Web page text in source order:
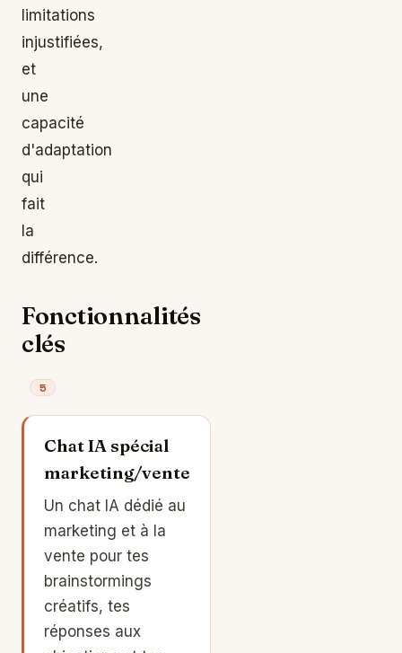
limitations
injustifiées,
et
une
capacité
d'adaptation
qui
fait
la
différence.
Fonctionnalités
clés
5
Chat IA spécial
marketing/vente
Un chat IA dédié au
marketing et à la
vente pour tes
brainstormings
créatifs, tes
réponses aux